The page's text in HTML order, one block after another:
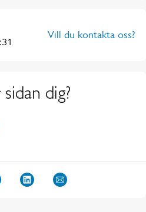
Vill du kontakta oss?
dig?